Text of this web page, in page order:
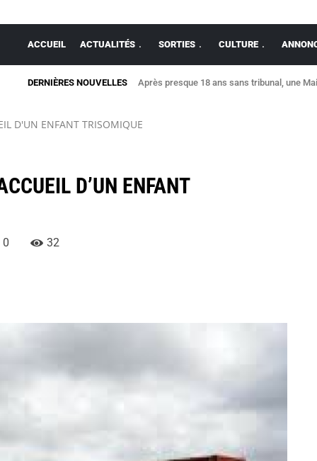
ACCUEIL ACTUALITÉS SORTIES CULTURE
DERNIÈRES NOUVELLES Après presque 18 ans sans tribunal, une
D'UN ENFANT TRISOMIQUE
D’UN ENFANT
0 32